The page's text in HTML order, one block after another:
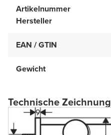
Artikelnummer
Hersteller
EAN / GTIN
Gewicht
Technische Zeichnung